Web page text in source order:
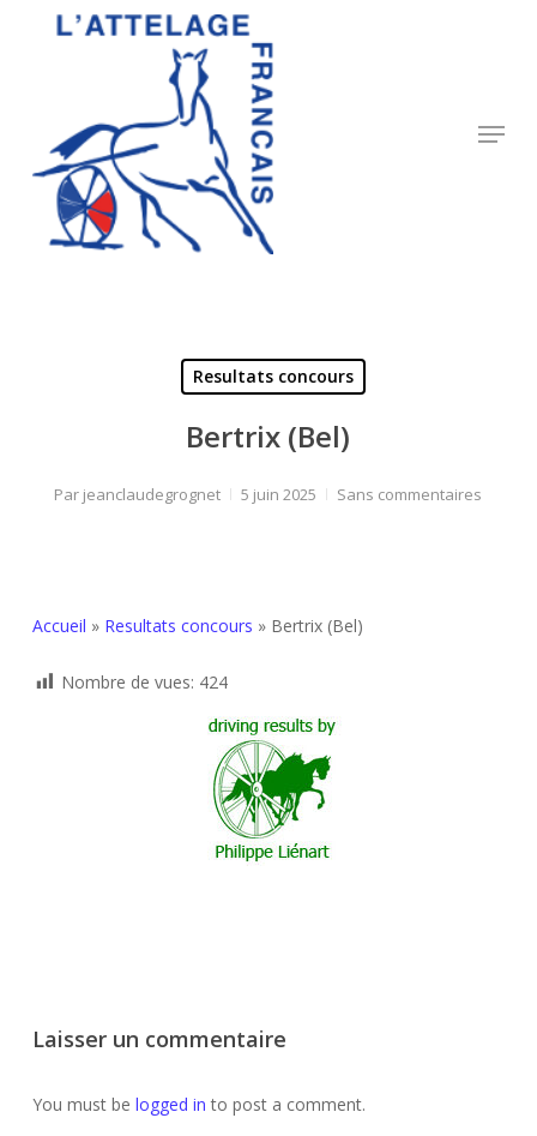
Menu
Resultats concours
Bertrix (Bel)
Par jeanclaudegrognet 5 juin 2025 Sans commentaires
Accueil » Resultats concours » Bertrix (Bel)
Nombre de vues: 424
Laisser un commentaire
You must be logged in to post a comment.